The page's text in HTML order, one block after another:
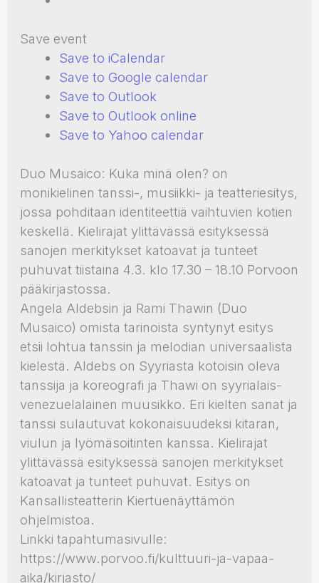
Save event
Save to iCalendar
Save to Google calendar
Save to Outlook
Save to Outlook online
Save to Yahoo calendar
Duo Musaico: Kuka minä olen? on
monikielinen tanssi-, musiikki- ja teatteriesitys,
jossa pohditaan identiteettiä vaihtuvien kotien
keskellä. Kielirajat ylittävässä esityksessä
sanojen merkitykset katoavat ja tunteet
puhuvat tiistaina 4.3. klo 17.30 – 18.10 Porvoon
pääkirjastossa.
Angela Aldebsin ja Rami Thawin (Duo
Musaico) omista tarinoista syntynyt esitys
etsii lohtua tanssin ja melodian universaalista
kielestä. Aldebs on Syyriasta kotoisin oleva
tanssija ja koreografi ja Thawi on syyrialais-
venezuelalainen muusikko. Eri kielten sanat ja
tanssi sulautuvat kokonaisuudeksi kitaran,
viulun ja lyömäsoitinten kanssa. Kielirajat
ylittävässä esityksessä sanojen merkitykset
katoavat ja tunteet puhuvat. Esitys on
Kansallisteatterin Kiertuenäyttämön
ohjelmistoa.
Linkki tapahtumasivulle:
https://www.porvoo.fi/kulttuuri-ja-vapaa-
aika/kirjasto/